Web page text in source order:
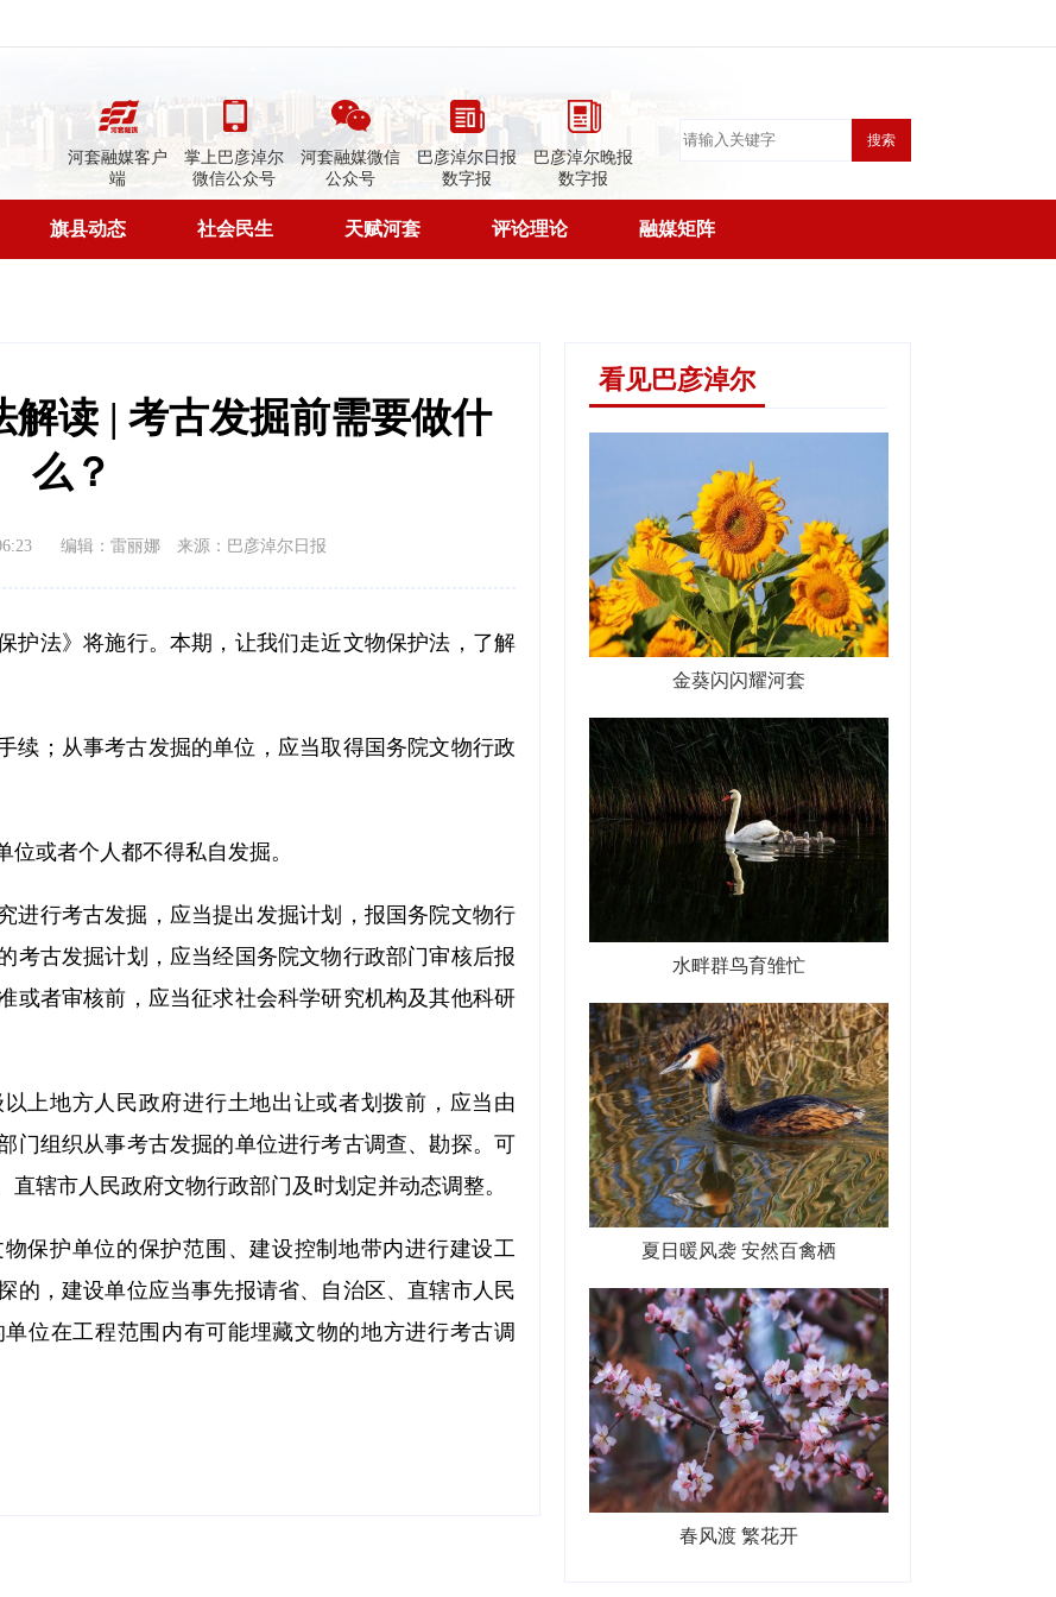
河套融媒客户
端
掌上巴彦淖尔
微信公众号
河套融媒微信
公众号
巴彦淖尔日报
数字报
巴彦淖尔晚报
数字报
搜索
旗县动态 社会民生 天赋河套 评论理论 融媒矩阵
解读 | 考古发掘前需要做什
么？
编辑：雷丽娜 来源：巴彦淖尔日报
护法》将施行。本期，让我们走近文物保护法，了解
续；从事考古发掘的单位，应当取得国务院文物行政
或者个人都不得私自发掘。
进行考古发掘，应当提出发掘计划，报国务院文物行
考古发掘计划，应当经国务院文物行政部门审核后报
或者审核前，应当征求社会科学研究机构及其他科研
上地方人民政府进行土地出让或者划拨前，应当由
门组织从事考古发掘的单位进行考古调查、勘探。可
辖市人民政府文物行政部门及时划定并动态调整。
保护单位的保护范围、建设控制地带内进行建设工
的，建设单位应当事先报请省、自治区、直辖市人民
位在工程范围内有可能埋藏文物的地方进行考古调
看见巴彦淖尔
金葵闪闪耀河套
水畔群鸟育雏忙
夏日暖风袭 安然百禽栖
春风渡 繁花开